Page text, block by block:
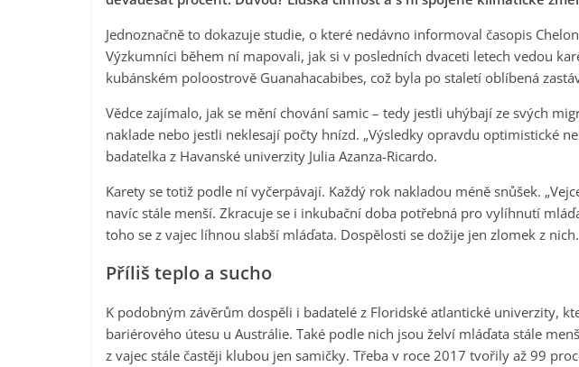
Jednoznačně to dokazuje studie, o které nedávno informoval časopis
Výzkumníci během ní mapovali, jak si v posledních dvaceti letech vedou
kubánském poloostrově Guanahacabibes, což byla po staletí oblíbená
Vědce zajímalo, jak se mění chování samic – tedy jestli uhýbají ze svých
naklade nebo jestli neklesají počty hnízd. „Výsledky opravdu optimistické
badatelka z Havanské univerzity Julia Azanza-Ricardo.
Karety se totiž podle ní vyčerpávají. Každý rok nakladou méně snůšek.
navíc stále menší. Zkracuje se i inkubační doba potřebná pro vylíhnutí
toho se z vajec líhnou slabší mláďata. Dospělosti se dožije jen zlomek z nich.
Příliš teplo a sucho
K podobným závěrům dospěli i badatelé z Floridské atlantické univerzity,
bariérového útesu u Austrálie. Také podle nich jsou želví mláďata stále
z vajec stále častěji klubou jen samičky. Třeba v roce 2017 tvořily až 99